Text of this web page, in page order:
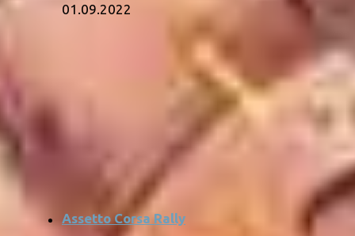
01.09.2022
Assetto Corsa Rally